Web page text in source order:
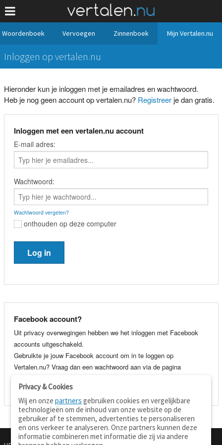
Woordenboek Vervoegen Zinnenboek Mijn Vertalen.nu
Inloggen op vertalen.nu
Hieronder kun je inloggen met je emailadres en wachtwoord.
Heb je nog geen account op vertalen.nu? Registreerje dan gratis.
Inloggen met een vertalen.nu account
E-mail adres:
Wachtwoord:
Wachtwoord vergeten?
onthouden op deze computer
Facebook account?
Uit privacy overwegingen hebben we het inloggen met Facebook
accounts uitgeschakeld.
Gebruikte je jouw Facebook account om in te loggen op
Vertalen.nu? Vraag dan een wachtwoord aan via de pagina
je e-mail adres en wachtwoord.
Privacy & Cookies
Wij en onzepartners gebruiken cookies en vergelijkbare
technologieën om de inhoud van onze website op de
gebruiker af te stemmen, advertenties te personaliseren
en ons verkeer te analyseren. Onze partners kunnen deze
informatie combineren met informatie die zij via andere